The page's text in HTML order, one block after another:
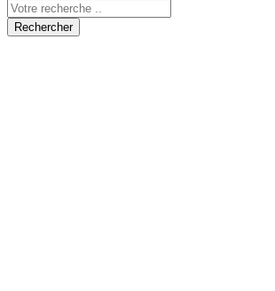
Rechercher